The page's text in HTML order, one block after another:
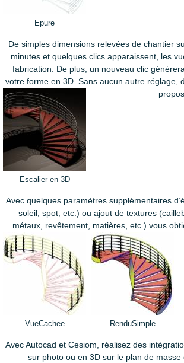
Epure
De simples dimensions relevées de chantier
minutes et quelques clics apparaissent, les
fabrication. De plus, un nouveau clic
votre forme en 3D. Sans aucun autre réglage,
Escalier en 3D
Avec quelques paramètres supplémentaires
soleil, spot, etc.) ou ajout de textures
métaux, revêtement, matières, etc.) vous
VueCachee RenduSimple
Avec Autocad et Cesiom, réalisez des
sur photo ou en 3D sur le plan de masse